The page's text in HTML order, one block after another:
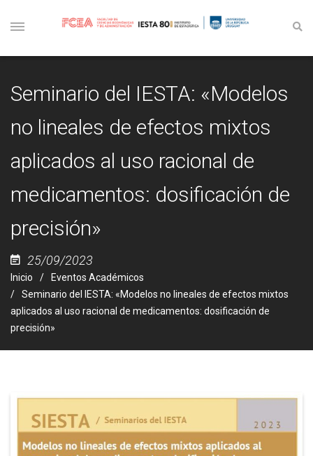
Seminario del IESTA: «Modelos
no lineales de efectos mixtos
aplicados al uso racional de
medicamentos: dosificación de
precisión»
25/09/2023
Inicio
Eventos Académicos
Seminario del IESTA: «Modelos no lineales de efectos mixtos
aplicados al uso racional de medicamentos: dosificación de
precisión»